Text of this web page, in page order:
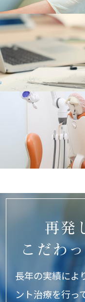
再発
こだわ
長年の実績によ
ント治療を行っ